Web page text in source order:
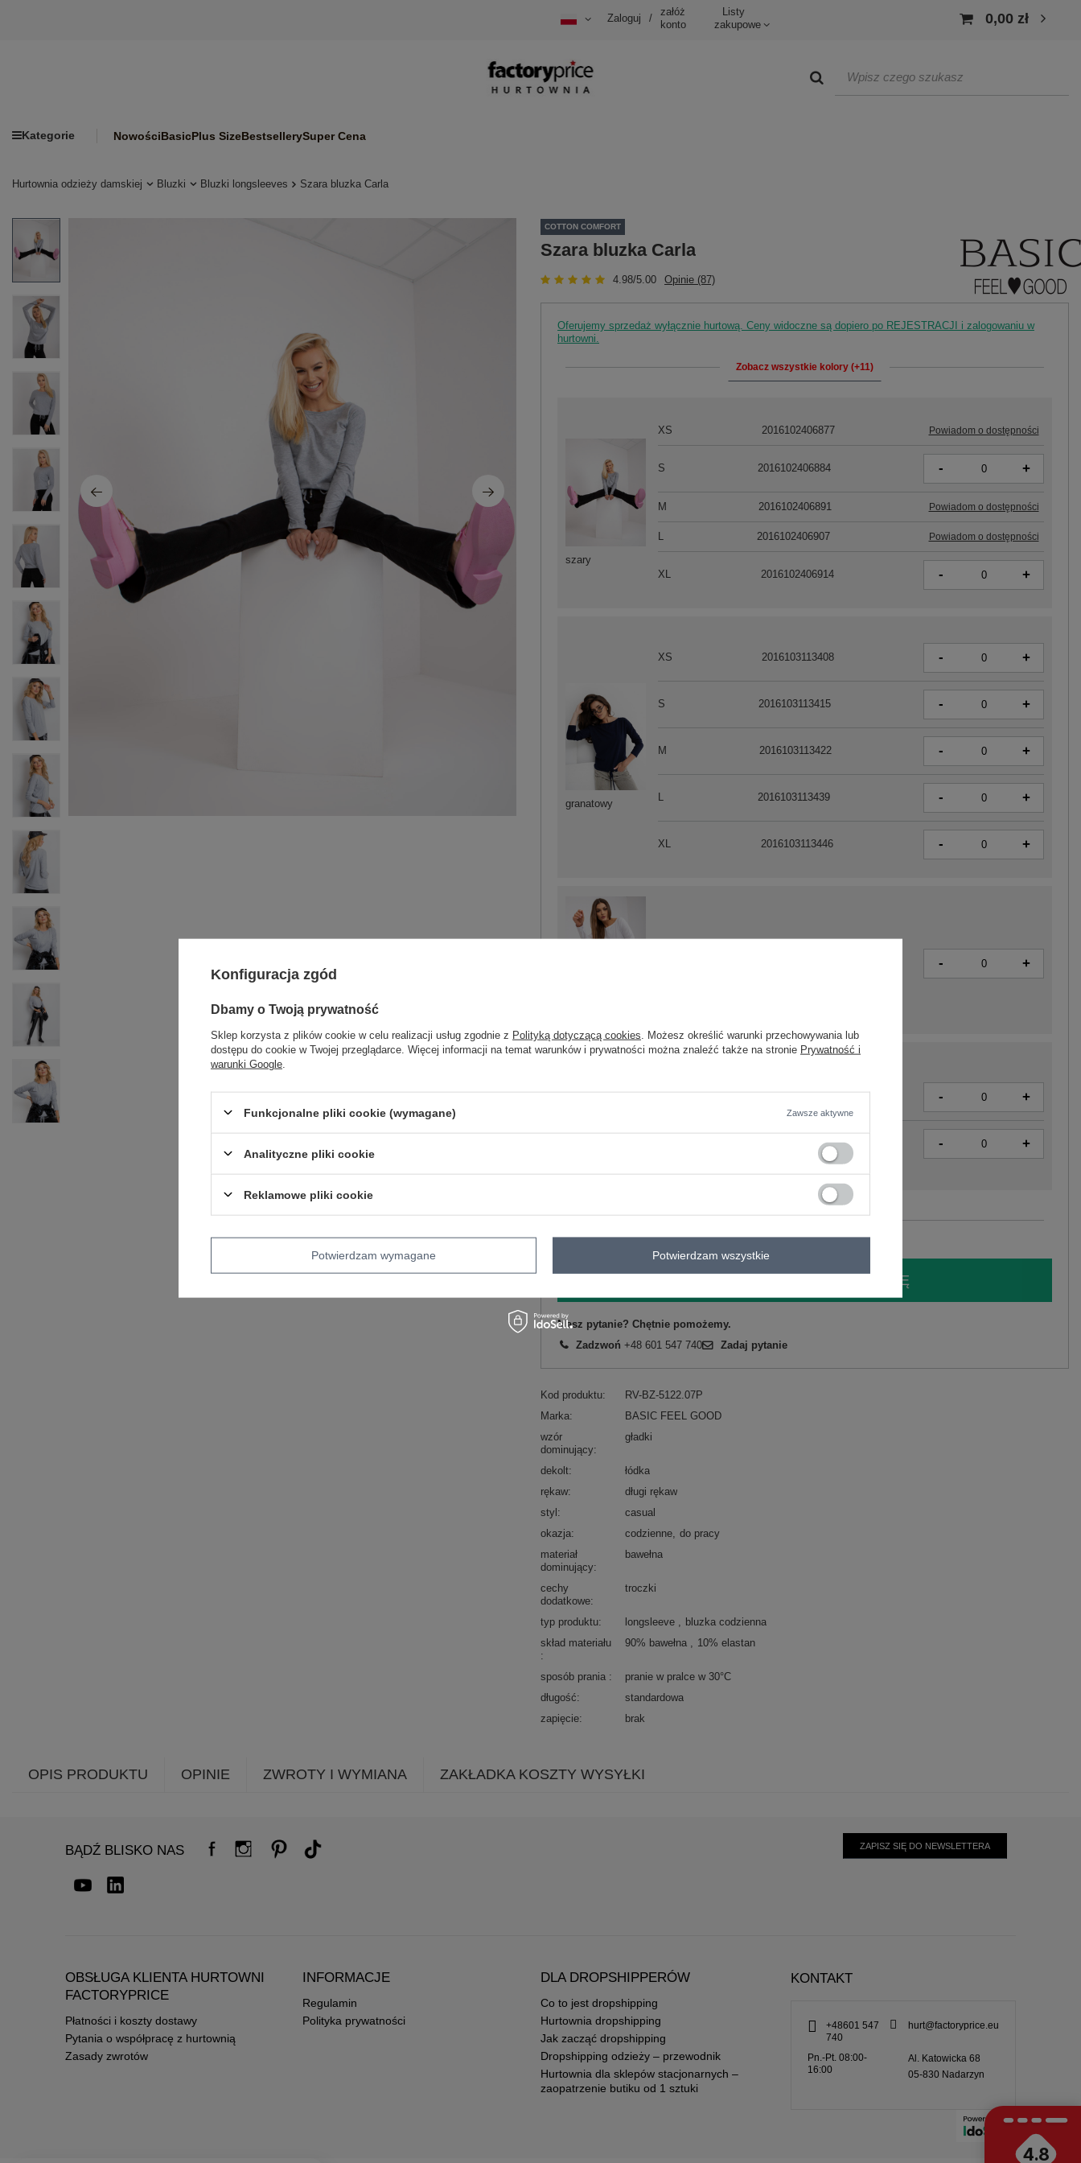
Zaloguj /
załóż
konto
Listy
zakupowe
0,00 zł
Kategorie NowościBasicPlus SizeBestsellerySuper Cena
Hurtownia odzieży damskiej Bluzki Bluzki longsleeves Szara bluzka Carla
COTTON COMFORT
Szara bluzka Carla
4.98/5.00 Opinie (87)
Oferujemy sprzedaż wyłącznie hurtową. Ceny widoczne są dopiero po REJESTRACJI i zalogowaniu w
hurtowni.
Zobacz wszystkie kolory (+11)
granatowy
XS 2016103113408 - +
S 2016103113415 - +
M 2016103113422 - +
L 2016103113439 - +
XL 2016103113446 - +
- +
- +
2016102405696 - +
szary
XS 2016102406877 Powiadom o dostępności
S 2016102406884 - +
M 2016102406891 Powiadom o dostępności
L 2016102406907 Powiadom o dostępności
XL 2016102406914 - +
ZALOGUJ SIĘ I ZOBACZ CENĘ
Masz pytanie? Chętnie pomożemy.
Zadzwoń +48 601 547 740 Zadaj pytanie
Kod produktu
RV-BZ-5122.07P
Marka
BASIC FEEL GOOD
wzór
dominujący
gładki
dekolt
łódka
rękaw
długi rękaw
styl
casual
okazja
codzienne do pracy
materiał
dominujący
bawełna
cechy
dodatkowe
troczki
typ produktu longsleeve
bluzka codzienna
skład materiału
90% bawełna 10% elastan
sposób prania
pranie w pralce w 30°C
długość
standardowa
zapięcie
brak
OPIS PRODUKTU OPINIE ZWROTY I WYMIANA ZAKŁADKA KOSZTY WYSYŁKI
BĄDŹ BLISKO NAS ZAPISZ SIĘ DO NEWSLETTERA
OBSŁUGA KLIENTA HURTOWNI
FACTORYPRICE
Płatności i koszty dostawy
Pytania o współpracę z hurtownią
Zasady zwrotów
INFORMACJE
Regulamin
Polityka prywatności
DLA DROPSHIPPERÓW
Co to jest dropshipping
Hurtownia dropshipping
Jak zacząć dropshipping
Dropshipping odzieży – przewodnik
Hurtownia dla sklepów stacjonarnych –
zaopatrzenie butiku od 1 sztuki
KONTAKT
+48601 547
740
hurt@factoryprice.eu
Pn.-Pt. 08:00-
16:00
Al. Katowicka 68
05-830 Nadarzyn
4.8
Konfiguracja zgód
Dbamy o Twoją prywatność
Sklep korzysta z plików cookie w celu realizacji usług zgodnie z Polityką dotyczącą cookies . Możesz określić warunki przechowywania lub
dostępu do cookie w Twojej przeglądarce. Więcej informacji na temat warunków i prywatności można znaleźć także na stronie Prywatność i
warunki Google
Funkcjonalne pliki cookie (wymagane) Zawsze aktywne
Analityczne pliki cookie
Reklamowe pliki cookie
Potwierdzam wymagane Potwierdzam wszystkie